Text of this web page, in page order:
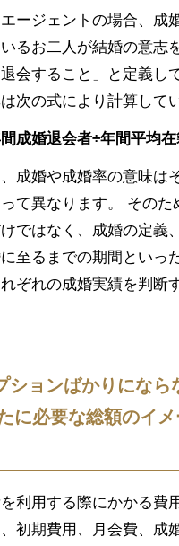
ージェントの場合、成
るお二人が結婚の意志
会すること」と定義し
次の式により計算して
成婚退会者÷年間平均
成婚や成婚率の意味は
て異なります。 そのた
ではなく、成婚の定義
至るまでの期間といっ
ぞれの成婚実績を判断
ションばかりになら
に必要な総額のイ
利用する際にかかる費
、初期費用、月会費、成